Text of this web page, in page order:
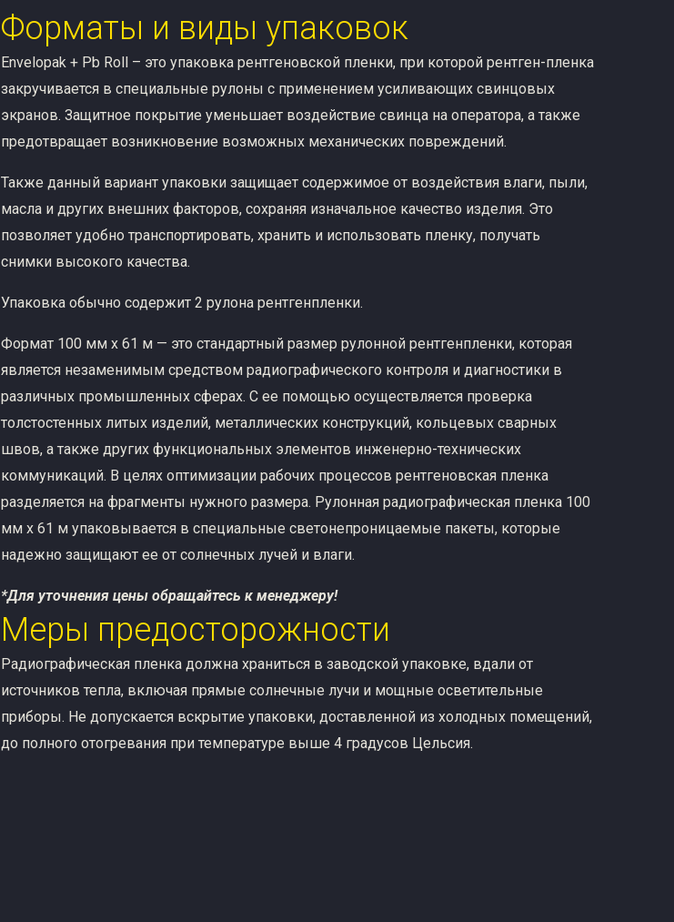
Форматы и виды упаковок
Envelopak + Pb Roll – это упаковка рентгеновской пленки, при которой рентген-пленка
закручивается в специальные рулоны с применением усиливающих свинцовых
экранов. Защитное покрытие уменьшает воздействие свинца на оператора, а также
предотвращает возникновение возможных механических повреждений.
Также данный вариант упаковки защищает содержимое от воздействия влаги, пыли,
масла и других внешних факторов, сохраняя изначальное качество изделия. Это
позволяет удобно транспортировать, хранить и использовать пленку, получать
снимки высокого качества.
Упаковка обычно содержит 2 рулона рентгенпленки.
Формат 100 мм х 61 м — это стандартный размер рулонной рентгенпленки, которая
является незаменимым средством радиографического контроля и диагностики в
различных промышленных сферах. С ее помощью осуществляется проверка
толстостенных литых изделий, металлических конструкций, кольцевых сварных
швов, а также других функциональных элементов инженерно-технических
коммуникаций. В целях оптимизации рабочих процессов рентгеновская пленка
разделяется на фрагменты нужного размера. Рулонная радиографическая пленка 100
мм х 61 м упаковывается в специальные светонепроницаемые пакеты, которые
надежно защищают ее от солнечных лучей и влаги.
*Для уточнения цены обращайтесь к менеджеру!
Меры предосторожности
Радиографическая пленка должна храниться в заводской упаковке, вдали от
источников тепла, включая прямые солнечные лучи и мощные осветительные
приборы. Не допускается вскрытие упаковки, доставленной из холодных помещений,
до полного отогревания при температуре выше 4 градусов Цельсия.